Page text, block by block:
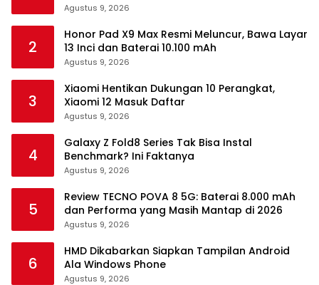
Agustus 9, 2026
2
Honor Pad X9 Max Resmi Meluncur, Bawa Layar
13 Inci dan Baterai 10.100 mAh
Agustus 9, 2026
3
Xiaomi Hentikan Dukungan 10 Perangkat,
Xiaomi 12 Masuk Daftar
Agustus 9, 2026
4
Galaxy Z Fold8 Series Tak Bisa Instal
Benchmark? Ini Faktanya
Agustus 9, 2026
5
Review TECNO POVA 8 5G: Baterai 8.000 mAh
dan Performa yang Masih Mantap di 2026
Agustus 9, 2026
6
HMD Dikabarkan Siapkan Tampilan Android
Ala Windows Phone
Agustus 9, 2026